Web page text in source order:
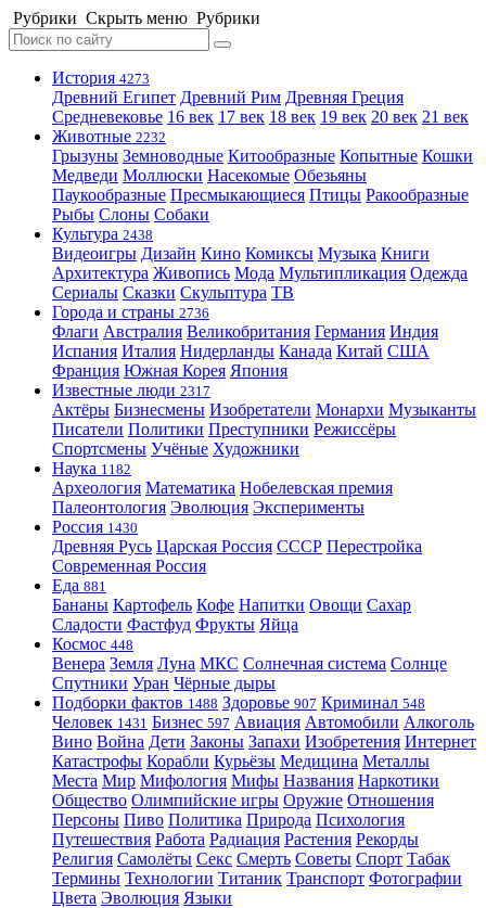
Рубрики Скрыть меню Рубрики
История 4273
Древний Египет Древний Рим Древняя Греция
Средневековье 16 век 17 век 18 век 19 век 20 век 21 век
Животные 2232
Грызуны Земноводные Китообразные Копытные Кошки
Медведи Моллюски Насекомые Обезьяны
Паукообразные Пресмыкающиеся Птицы Ракообразные
Рыбы Слоны Собаки
Культура 2438
Видеоигры Дизайн Кино Комиксы Музыка Книги
Архитектура Живопись Мода Мультипликация Одежда
Сериалы Сказки Скульптура ТВ
Города и страны 2736
Флаги Австралия Великобритания Германия Индия
Испания Италия Нидерланды Канада Китай США
Франция Южная Корея Япония
Известные люди 2317
Актёры Бизнесмены Изобретатели Монархи Музыканты
Писатели Политики Преступники Режиссёры
Спортсмены Учёные Художники
Наука 1182
Археология Математика Нобелевская премия
Палеонтология Эволюция Эксперименты
Россия 1430
Древняя Русь Царская Россия СССР Перестройка
Современная Россия
Еда 881
Бананы Картофель Кофе Напитки Овощи Сахар
Сладости Фастфуд Фрукты Яйца
Космос 448
Венера Земля Луна МКС Солнечная система Солнце
Спутники Уран Чёрные дыры
Подборки фактов 1488 Здоровье 907 Криминал 548
Человек 1431 Бизнес 597 Авиация Автомобили Алкоголь
Вино Война Дети Законы Запахи Изобретения Интернет
Катастрофы Корабли Курьёзы Медицина Металлы
Места Мир Мифология Мифы Названия Наркотики
Общество Олимпийские игры Оружие Отношения
Персоны Пиво Политика Природа Психология
Путешествия Работа Радиация Растения Рекорды
Религия Самолёты Секс Смерть Советы Спорт Табак
Термины Технологии Титаник Транспорт Фотографии
Цвета Эволюция Языки